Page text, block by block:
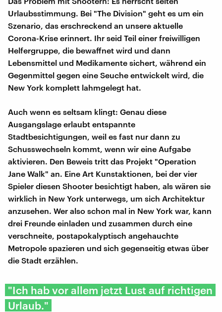
Urlaubsstimmung. Bei "The Division" geht es um ein
Szenario, das erschreckend an unsere aktuelle
Corona-Krise erinnert. Ihr seid Teil einer freiwilligen
Helfergruppe, die bewaffnet wird und dann
Lebensmittel und Medikamente sichert, während ein
Gegenmittel gegen eine Seuche entwickelt wird, die
New York komplett lahmgelegt hat.
Auch wenn es seltsam klingt: Genau diese
Ausgangslage erlaubt entspannte
Stadtbesichtigungen, weil es fast nur dann zu
Schusswechseln kommt, wenn wir eine Aufgabe
aktivieren. Den Beweis tritt das Projekt "Operation
Jane Walk" an. Eine Art Kunstaktionen, bei der vier
Spieler diesen Shooter besichtigt haben, als wären sie
wirklich in New York unterwegs, um sich Architektur
anzusehen. Wer also schon mal in New York war, kann
drei Freunde einladen und zusammen durch eine
verschneite, postapokalyptisch angehauchte
Metropole spazieren und sich gegenseitig etwas über
die Stadt erzählen.
"Ich hab vor allem jetzt Lust auf richtigen
Urlaub."